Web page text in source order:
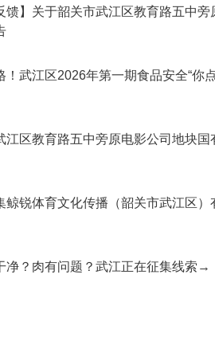
馈】关于韶关市武江区教育路五中
！武江区2026年第一期食品安全“你
江区教育路五中旁原电影公司地块
鲸锐体育文化传播（韶关市武江区
净？肉有问题？武江正在征集线索→